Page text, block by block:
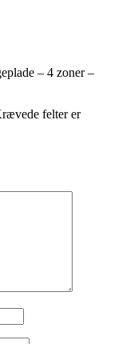
– 4 zoner –
felter er